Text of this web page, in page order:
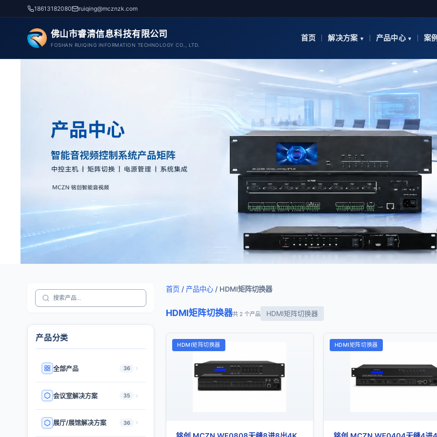
18613182080 ruiqing@mcznzk.com
佛山市睿清信息科技有限公司
FOSHAN RUIQING INFORMATION TECHNOLOGY CO., LTD.
首页 解决方案 产品中心 案
产品分类
全部产品 36
会议室解决方案 35
展厅/展馆解决方案 36
首页 / 产品中心 / HDMI矩阵切换器
HDMI矩阵切换器共 2 个产品 HDMI矩阵切换器
HDMI矩阵切换器 HDMI矩阵切换器